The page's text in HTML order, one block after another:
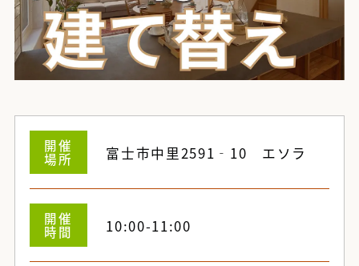
開催
場所 富士市中里2591‐10 エソラ
開催
時間 10:00-11:00